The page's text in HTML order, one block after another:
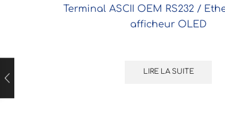
Terminal ASCII OEM RS232 /
afficheur OLED
LIRE LA SUITE